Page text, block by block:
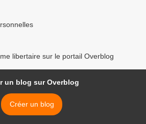
libertaire sur le portail Overblog
un blog sur Overblog
Créer un blog